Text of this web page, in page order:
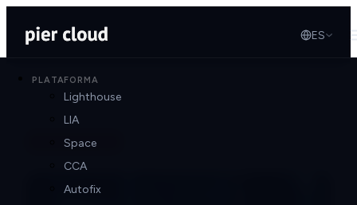
ES
PLATAFORMA
Lighthouse
LIA
Space
CCA
Autofix
Volver al blog